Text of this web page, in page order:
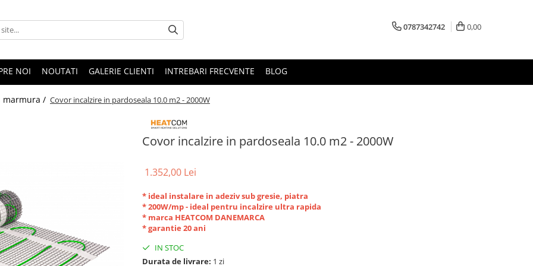
0787342742 0,00
NOI NOUTATI GALERIE CLIENTI INTREBARI FRECVENTE BLOG
marmura / Covor incalzire in pardoseala 10.0 m2 - 2000W
Covor incalzire in pardoseala 10.0 m2 - 2000W
1.352,00 Lei
* ideal instalare in adeziv sub gresie, piatra
* 200W/mp - ideal pentru incalzire ultra rapida
* marca HEATCOM DANEMARCA
* garantie 20 ani
IN STOC
Durata de livrare: 1 zi